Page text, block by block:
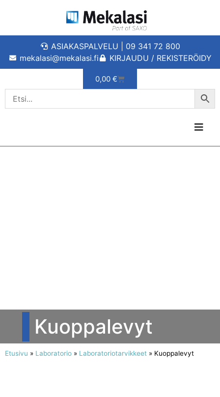
ASIAKASPALVELU | 09 341 72 800
mekalasi@mekalasi.fi
KIRJAUDU / REKISTERÖIDY
0,00 €
Kuoppalevyt
Etusivu » Laboratorio » Laboratoriotarvikkeet » Kuoppalevyt